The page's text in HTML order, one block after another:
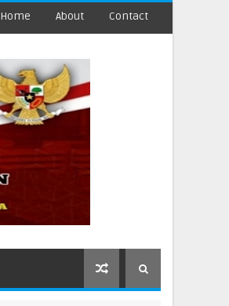
Home About Contact